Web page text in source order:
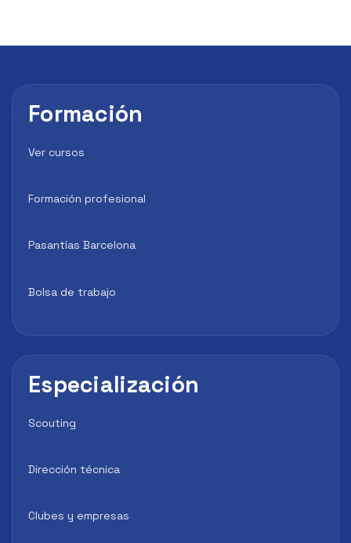
Formación
Ver cursos
Formación profesional
Pasantías Barcelona
Bolsa de trabajo
Especialización
Scouting
Dirección técnica
Clubes y empresas